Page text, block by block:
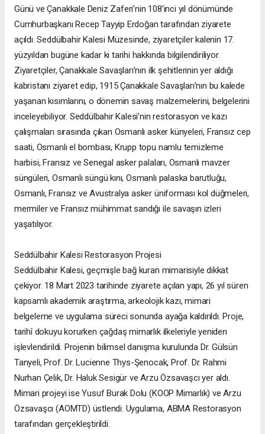
Günü ve Çanakkale Deniz Zaferi’nin 108’inci yıl dönümünde
Cumhurbaşkanı Recep Tayyip Erdoğan tarafından ziyarete
açıldı. Seddülbahir Kalesi Müzesinde, ziyaretçiler kalenin 17.
yüzyıldan bugüne kadar ki tarihi hakkında bilgilendiriliyor.
Ziyaretçiler, Çanakkale Savaşları’nın ilk şehitlerinin yer aldığı
kabristanı ziyaret edip, 1915 Çanakkale Savaşları’nın bu kalede
yaşanan kısımlarını, o dönemin savaş malzemelerini, belgelerini
inceleyebiliyor. Seddülbahir Kalesi’nin restorasyon ve kazı
çalışmaları sırasında çıkan Osmanlı asker künyeleri, Fransız cep
saati, Osmanlı el bombası, Krupp topu namlu temizleme
harbisi, Fransız ve Senegal asker palaları, Osmanlı mavzer
süngüleri, Osmanlı süngü kını, Osmanlı palaska barutluğu,
Osmanlı, Fransız ve Avustralya asker üniforması kol düğmeleri,
mermiler ve Fransız mühimmat sandığı ile savaşın izleri
yaşatılıyor.
Seddülbahir Kalesi Restorasyon Projesi
Seddülbahir Kalesi, geçmişle bağ kuran mimarisiyle dikkat
çekiyor. 18 Mart 2023 tarihinde ziyarete açılan yapı, 26 yıl süren
kapsamlı akademik araştırma, arkeolojik kazı, mimari
belgeleme ve uygulama süreci sonunda ayağa kaldırıldı. Proje,
tarihî dokuyu korurken çağdaş mimarlık ilkeleriyle yeniden
işlevlendirildi. Projenin bilimsel danışma kurulunda Dr. Gülsün
Tanyeli, Prof. Dr. Lucienne Thys-Şenocak, Prof. Dr. Rahmi
Nurhan Çelik, Dr. Haluk Sesigür ve Arzu Özsavaşcı yer aldı.
Mimari projeyi ise Yusuf Burak Dolu (KOOP Mimarlık) ve Arzu
Özsavaşcı (AOMTD) üstlendi. Uygulama, ABMA Restorasyon
tarafından gerçekleştirildi.